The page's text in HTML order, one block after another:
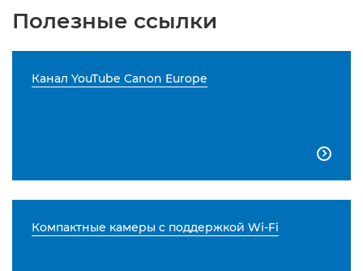
Полезные ссылки
Канал YouTube Canon Europe

Компактные камеры с поддержкой Wi-Fi